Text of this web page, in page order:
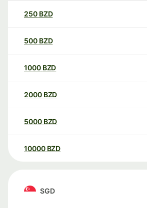
250 BZD
500 BZD
1000 BZD
2000 BZD
5000 BZD
10000 BZD
SGD